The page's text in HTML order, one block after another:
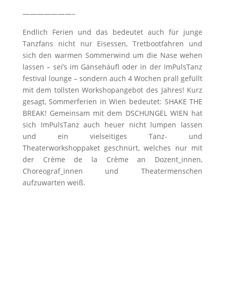
———————–
Endlich Ferien und das bedeutet auch für junge
Tanzfans nicht nur Eisessen, Tretbootfahren und
sich den warmen Sommerwind um die Nase wehen
lassen – sei’s im Gänsehäufl oder in der ImPulsTanz
festival lounge – sondern auch 4 Wochen prall gefüllt
mit dem tollsten Workshopangebot des Jahres! Kurz
gesagt, Sommerferien in Wien bedeutet: SHAKE THE
BREAK! Gemeinsam mit dem DSCHUNGEL WIEN hat
sich ImPulsTanz auch heuer nicht lumpen lassen
und ein vielseitiges Tanz- und
Theaterworkshoppaket geschnürt, welches nur mit
der Crème de la Crème an Dozent_innen,
Choreograf_innen und Theatermenschen
aufzuwarten weiß.